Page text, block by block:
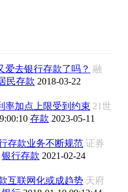
爱去银行存款了吗？ 融
民存款 2018-03-22
率加点上限受到约束 21世
存款 2023-05-11
存款业务不断规范 证券
银行存款 2021-02-24
互联网化或成趋势 天府